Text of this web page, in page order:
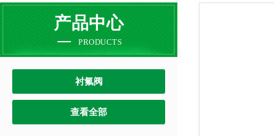
产品中心
PRODUCTS
衬氟阀
查看全部